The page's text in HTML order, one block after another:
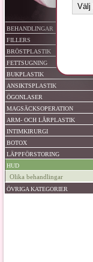
BEHANDLINGAR
FILLERS
BRÖSTPLASTIK
FETTSUGNING
BUKPLASTIK
ANSIKTSPLASTIK
ÖGONLASER
MAGSÄCKSOPERATION
ARM- OCH LÅRPLASTIK
INTIMKIRURGI
BOTOX
LÄPPFÖRSTORING
HUD
Olika behandlingar
ÖVRIGA KATEGORIER